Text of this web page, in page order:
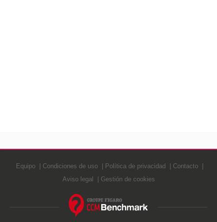
Equipo Condiciones de uso Política de privacidad
Contacto
Aviso legal
Gestión de cookies